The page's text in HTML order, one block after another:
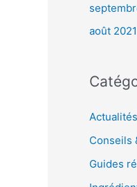
août 2021
Conseils
Guides